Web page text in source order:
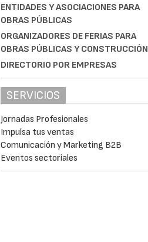
ENTIDADES Y ASOCIACIONES PARA
OBRAS PÚBLICAS
ORGANIZADORES DE FERIAS PARA
OBRAS PÚBLICAS Y CONSTRUCCIÓN
DIRECTORIO POR EMPRESAS
SERVICIOS
Jornadas Profesionales
Impulsa tus ventas
Comunicación y Marketing B2B
Eventos sectoriales